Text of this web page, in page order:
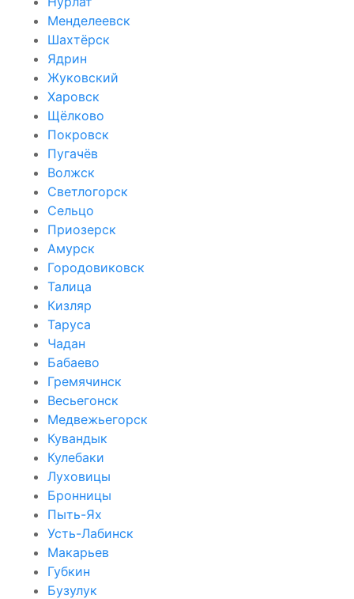
Менделеевск
Шахтёрск
Ядрин
Жуковский
Харовск
Щёлково
Покровск
Пугачёв
Волжск
Светлогорск
Сельцо
Приозерск
Амурск
Городовиковск
Талица
Кизляр
Таруса
Чадан
Бабаево
Гремячинск
Весьегонск
Медвежьегорск
Кувандык
Кулебаки
Луховицы
Бронницы
Пыть-Ях
Усть-Лабинск
Макарьев
Губкин
Бузулук